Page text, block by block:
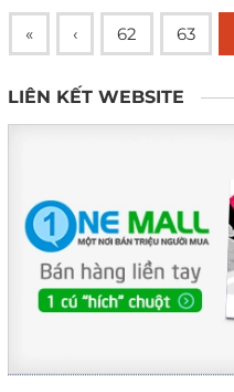
« ‹ 62 63
LIÊN KẾT WEBSITE